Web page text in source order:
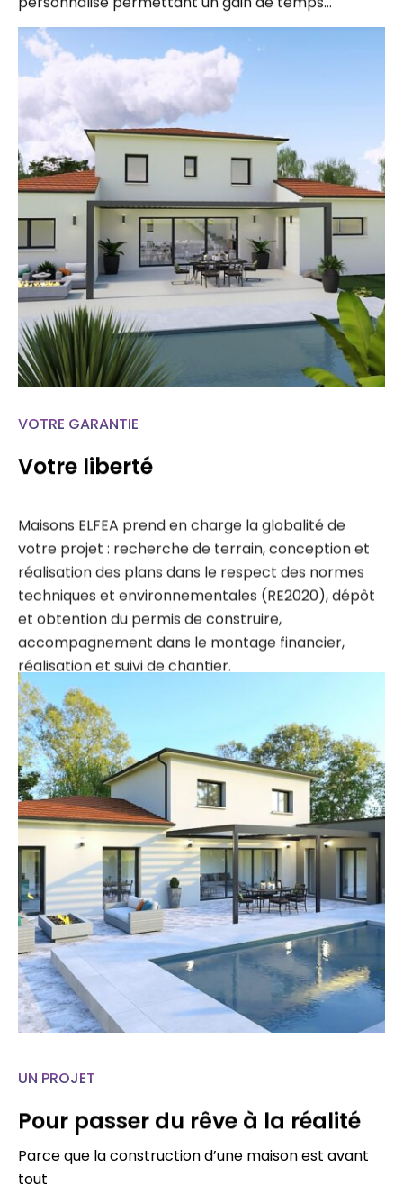
VOTRE GARANTIE
Votre liberté
votre projet : recherche de terrain, conception et
réalisation des plans dans le respect des normes
techniques et environnementales (RE2020), dépôt
et obtention du permis de construire,
accompagnement dans le montage financier,
réalisation et suivi de chantier.
UN PROJET
Pour passer du rêve à la réalité
Parce que la construction d’une maison est avant
tout